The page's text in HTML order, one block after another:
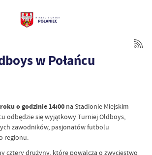
w Połańcu
o godzinie 14:00 na Stadionie Miejskim
odbędzie się wyjątkowy Turniej Oldboys,
zawodników, pasjonatów futbolu
regionu.
cztery drużyny, które powalczą o zwycięstwo